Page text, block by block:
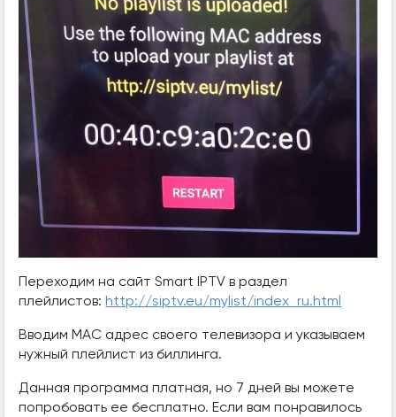
Переходим на сайт Smart IPTV в раздел
плейлистов:http://siptv.eu/mylist/index_ru.html
Вводим МАС адрес своего телевизора и указываем
нужный плейлист из биллинга.
Данная программа платная, но 7 дней вы можете
попробовать ее бесплатно. Если вам понравилось